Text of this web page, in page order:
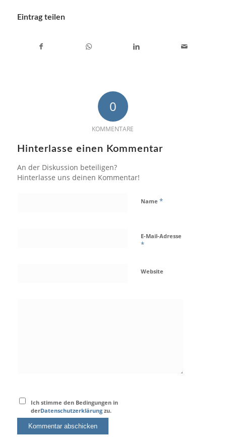
Eintrag teilen
0
KOMMENTARE
Hinterlasse einen Kommentar
An der Diskussion beteiligen?
Hinterlasse uns deinen Kommentar!
Name *
E-Mail-Adresse
*
Website
Ich stimme den Bedingungen in
derDatenschutzerklärung zu.